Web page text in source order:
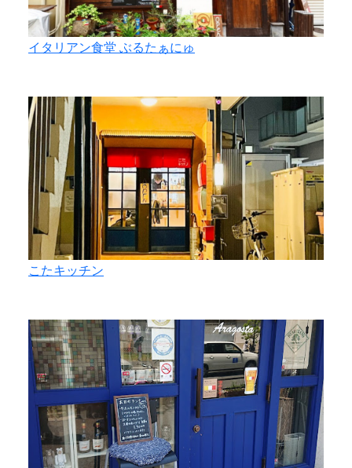
イタリアン食堂 ぶるたぁにゅ
こたキッチン